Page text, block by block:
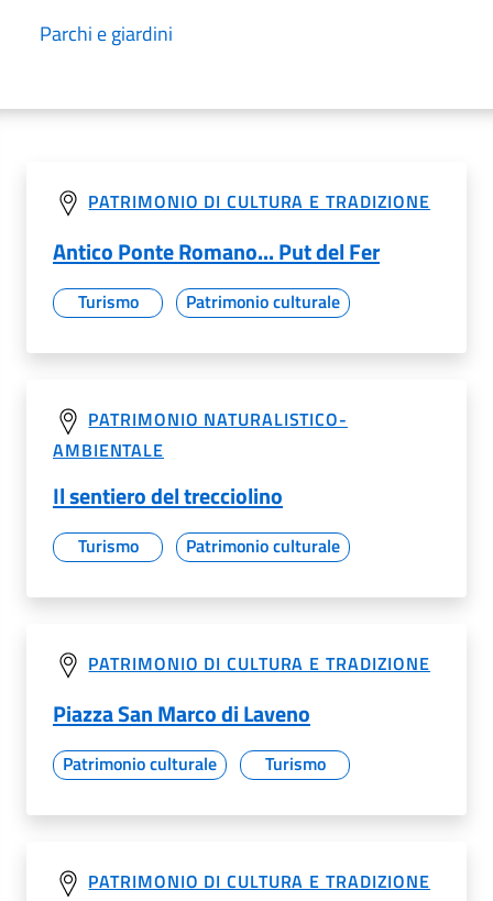
Parchi e giardini
PATRIMONIO DI CULTURA E TRADIZIONE
Antico Ponte Romano... Put del Fer
Turismo Patrimonio culturale
PATRIMONIO NATURALISTICO-
AMBIENTALE
Il sentiero del trecciolino
Turismo Patrimonio culturale
PATRIMONIO DI CULTURA E TRADIZIONE
Piazza San Marco di Laveno
Patrimonio culturale Turismo
PATRIMONIO DI CULTURA E TRADIZIONE